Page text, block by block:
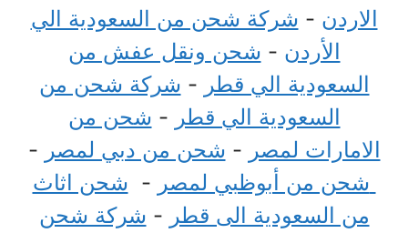
الاردن - شركة شحن من السعودية الي
الأردن - شحن ونقل عفش من
السعودية الي قطر - شركة شحن من
السعودية الي قطر - شحن من
الامارات لمصر - شحن من دبي لمصر -
شحن من أبوظبي لمصر - شحن اثاث
من السعودية الى قطر - شركة شحن